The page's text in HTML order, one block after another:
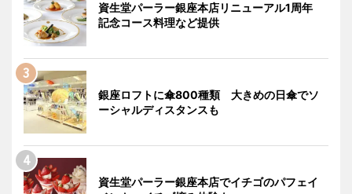
資生堂パーラー銀座本店リニューアル1周年
記念コース料理など提供
銀座ロフトに傘800種類 大きめの日傘でソ
ーシャルディスタンスも
資生堂パーラー銀座本店でイチゴのパフェイ